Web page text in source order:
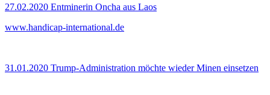
27.02.2020 Entminerin Oncha aus Laos
www.handicap-international.de
31.01.2020 Trump-Administration möchte wieder Minen einsetzen